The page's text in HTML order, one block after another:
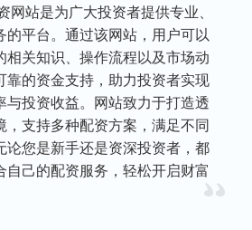
网站是为广大投资者提供专业、
的平台。通过该网站，用户可以
相关知识、操作流程以及市场动
靠的资金支持，助力投资者实现
与投资收益。网站致力于打造透
，支持多种配资方案，满足不同
论您是新手还是资深投资者，都
自己的配资服务，轻松开启财富